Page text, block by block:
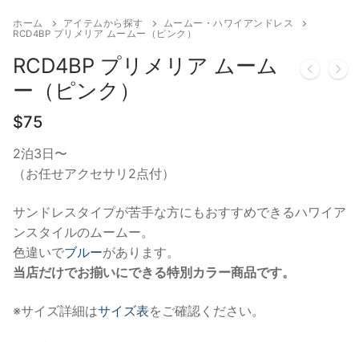
ホーム アイテムから探す
ムームー・ハワイアンドレス
RCD4BP プリメリア ムームー（ピンク）
RCD4BP プリメリア ムーム
ー（ピンク）
$75
2泊3日〜
（お任せアクセサリ2点付）
サンドレスタイプが苦手な方にもおすすめできるハワイア
ンスタイルのムームー。
色違いでブルーがあります。
当店だけでお揃いにできる特別カラー商品です。
※サイズ詳細はサイズ表をご確認ください。